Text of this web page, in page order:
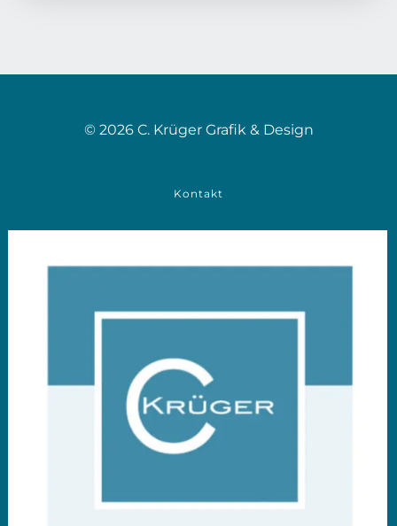
© 2026 C. Krüger Grafik & Design
Kontakt